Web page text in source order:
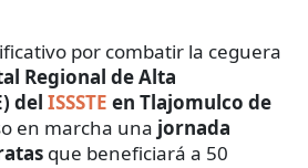
por combatir la ceguera
Regional de Alta
del ISSSTE en Tlajomulco de
en marcha una jornada
que beneficiará a 50